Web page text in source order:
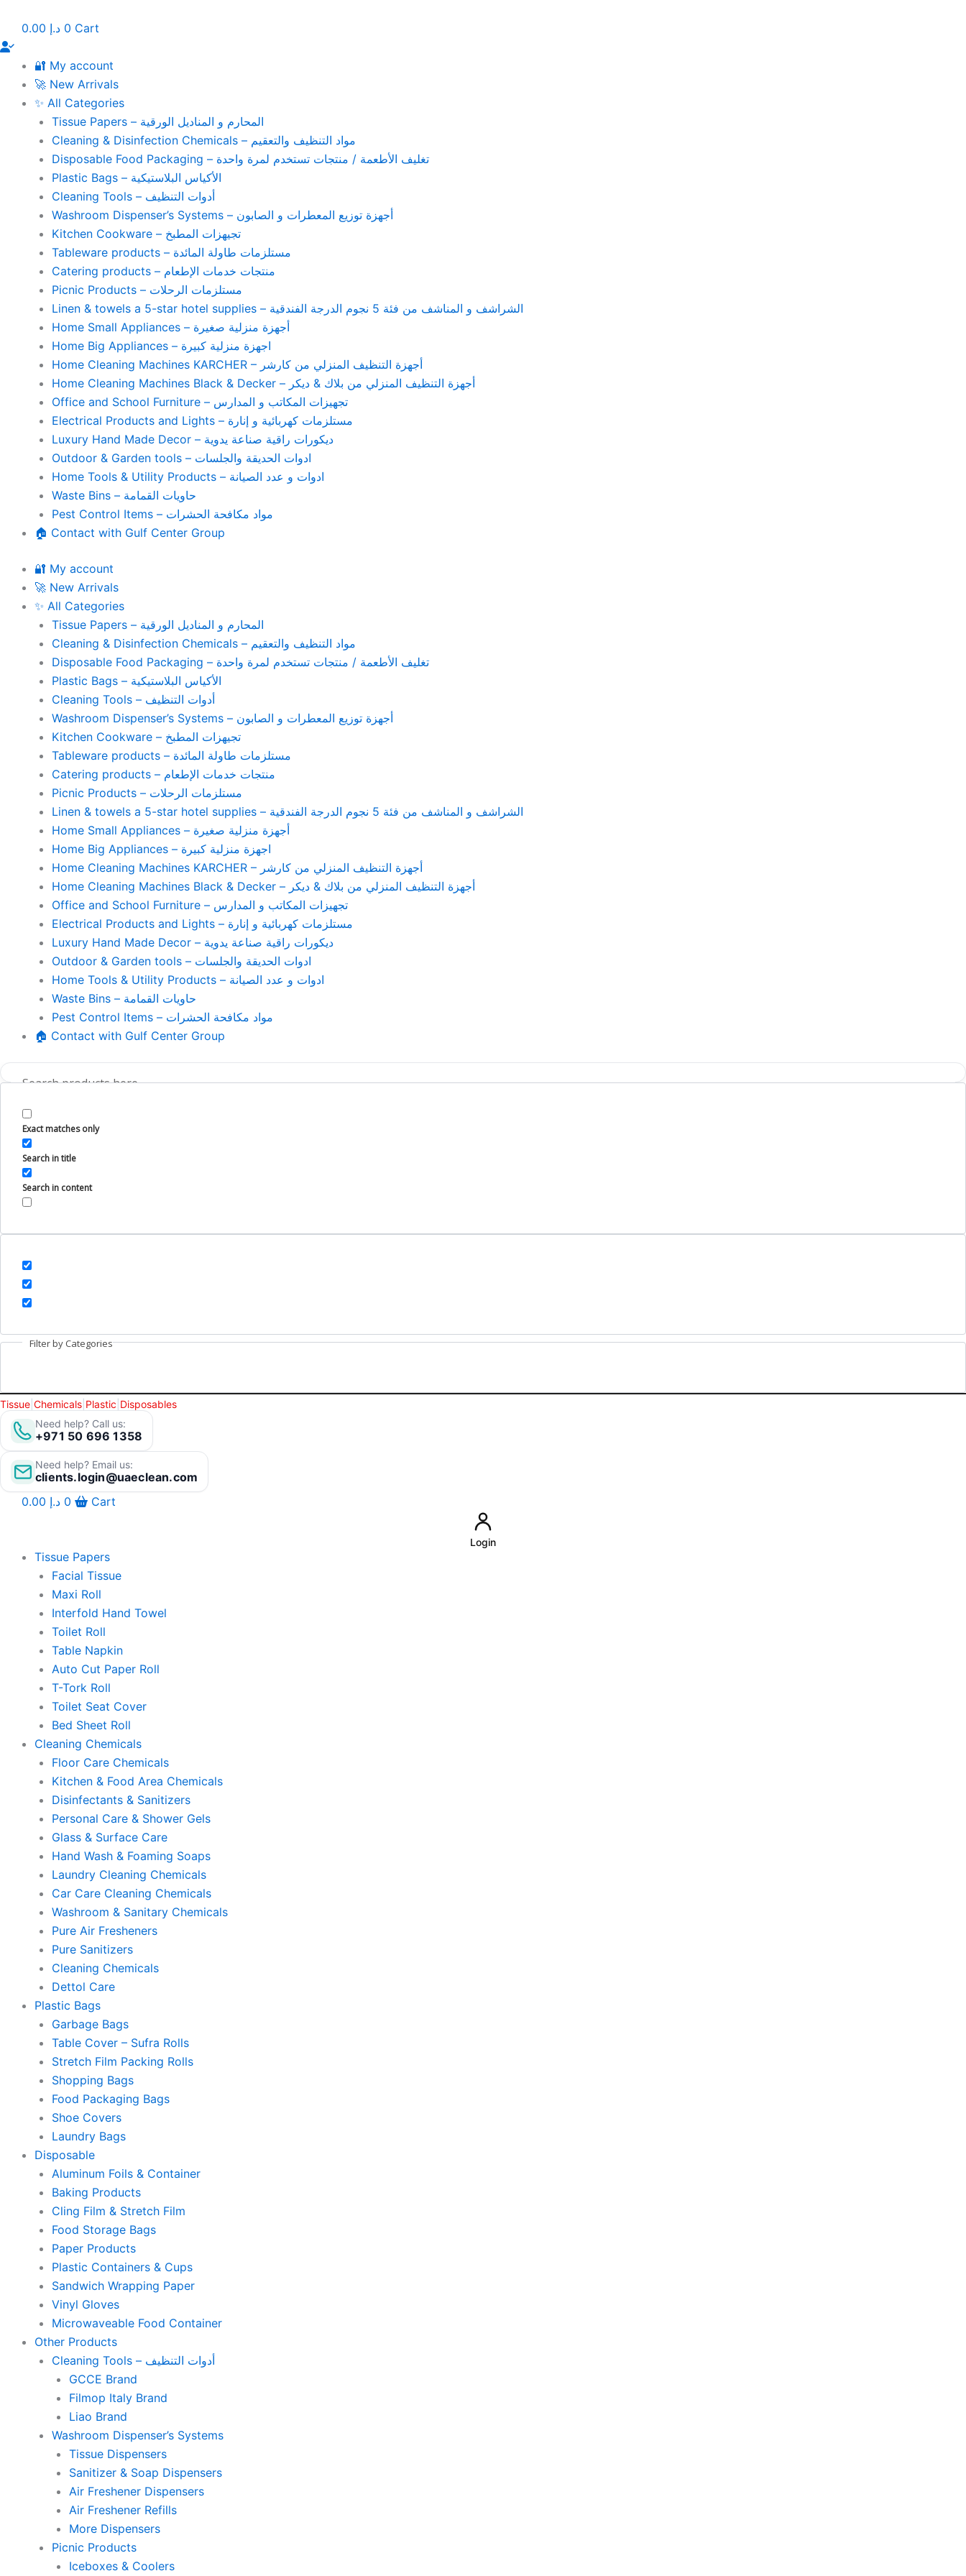
content
د.إ 0 Cart
🔐 My account
🚀 New Arrivals
✨ All Categories
Tissue Papers – المحارم و المناديل الورقية
Cleaning & Disinfection Chemicals – مواد التنظيف والتعقيم
Disposable Food Packaging – تغليف الأطعمة / منتجات تستخدم لمرة واحدة
Plastic Bags – الأكياس البلاستيكية
Cleaning Tools – أدوات التنظيف
Washroom Dispenser’s Systems – أجهزة توزيع المعطرات و الصابون
Kitchen Cookware – تجيهزات المطبخ
Tableware products – مستلزمات طاولة المائدة
Catering products – منتجات خدمات الإطعام
Picnic Products – مستلزمات الرحلات
Linen & towels a 5-star hotel supplies – الشراشف و المناشف من فئة 5 نجوم الدرجة الفندقية
Home Small Appliances – أجهزة منزلية صغيرة
Home Big Appliances – اجهزة منزلية كبيرة
Home Cleaning Machines KARCHER – أجهزة التنظيف المنزلي من كارشر
Home Cleaning Machines Black & Decker – أجهزة التنظيف المنزلي من بلاك & ديكر
Office and School Furniture – تجهيزات المكاتب و المدارس
Electrical Products and Lights – مستلزمات كهربائية و إنارة
Luxury Hand Made Decor – ديكورات راقية صناعة يدوية
Outdoor & Garden tools – ادوات الحديقة والجلسات
Home Tools & Utility Products – ادوات و عدد الصيانة
Waste Bins – حاويات القمامة
Pest Control Items – مواد مكافحة الحشرات
🏠 Contact with Gulf Center Group
🔐 My account
🚀 New Arrivals
✨ All Categories
Tissue Papers – المحارم و المناديل الورقية
Cleaning & Disinfection Chemicals – مواد التنظيف والتعقيم
Disposable Food Packaging – تغليف الأطعمة / منتجات تستخدم لمرة واحدة
Plastic Bags – الأكياس البلاستيكية
Cleaning Tools – أدوات التنظيف
Washroom Dispenser’s Systems – أجهزة توزيع المعطرات و الصابون
Kitchen Cookware – تجيهزات المطبخ
Tableware products – مستلزمات طاولة المائدة
Catering products – منتجات خدمات الإطعام
Picnic Products – مستلزمات الرحلات
Linen & towels a 5-star hotel supplies – الشراشف و المناشف من فئة 5 نجوم الدرجة الفندقية
Home Small Appliances – أجهزة منزلية صغيرة
Home Big Appliances – اجهزة منزلية كبيرة
Home Cleaning Machines KARCHER – أجهزة التنظيف المنزلي من كارشر
Home Cleaning Machines Black & Decker – أجهزة التنظيف المنزلي من بلاك & ديكر
Office and School Furniture – تجهيزات المكاتب و المدارس
Electrical Products and Lights – مستلزمات كهربائية و إنارة
Luxury Hand Made Decor – ديكورات راقية صناعة يدوية
Outdoor & Garden tools – ادوات الحديقة والجلسات
Home Tools & Utility Products – ادوات و عدد الصيانة
Waste Bins – حاويات القمامة
Pest Control Items – مواد مكافحة الحشرات
🏠 Contact with Gulf Center Group
Exact matches only
Search in title
Search in content
Filter by Categories
Tissue Chemicals Plastic Disposables
Need help? Call us:
+971 50 696 1358
Need help? Email us:
clients.login@uaeclean.com
د.إ 0 Cart
Login
Tissue Papers
Facial Tissue
Maxi Roll
Interfold Hand Towel
Toilet Roll
Table Napkin
Auto Cut Paper Roll
T-Tork Roll
Toilet Seat Cover
Bed Sheet Roll
Cleaning Chemicals
Floor Care Chemicals
Kitchen & Food Area Chemicals
Disinfectants & Sanitizers
Personal Care & Shower Gels
Glass & Surface Care
Hand Wash & Foaming Soaps
Laundry Cleaning Chemicals
Car Care Cleaning Chemicals
Washroom & Sanitary Chemicals
Pure Air Fresheners
Pure Sanitizers
Cleaning Chemicals
Dettol Care
Plastic Bags
Garbage Bags
Table Cover – Sufra Rolls
Stretch Film Packing Rolls
Shopping Bags
Food Packaging Bags
Shoe Covers
Laundry Bags
Disposable
Aluminum Foils & Container
Baking Products
Cling Film & Stretch Film
Food Storage Bags
Paper Products
Plastic Containers & Cups
Sandwich Wrapping Paper
Vinyl Gloves
Microwaveable Food Container
Other Products
Cleaning Tools – أدوات التنظيف
GCCE Brand
Filmop Italy Brand
Liao Brand
Washroom Dispenser’s Systems
Tissue Dispensers
Sanitizer & Soap Dispensers
Air Freshener Dispensers
Air Freshener Refills
More Dispensers
Picnic Products
Iceboxes & Coolers